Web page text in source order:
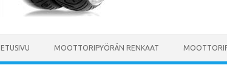
ETUSIVU MOOTTORIPYÖRÄN RENKAAT